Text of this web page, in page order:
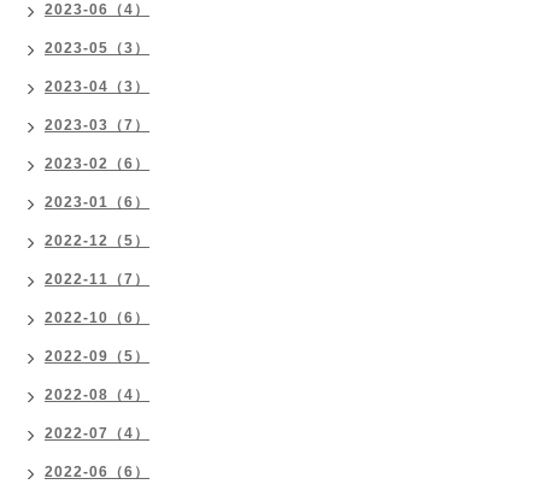
2023-06（4）
2023-05（3）
2023-04（3）
2023-03（7）
2023-02（6）
2023-01（6）
2022-12（5）
2022-11（7）
2022-10（6）
2022-09（5）
2022-08（4）
2022-07（4）
2022-06（6）